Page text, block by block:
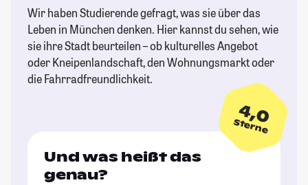
Wir haben Studierende gefragt, was sie über das
Leben in München denken. Hier kannst du sehen, wie
sie ihre Stadt beurteilen – ob kulturelles Angebot
oder Kneipenlandschaft, den Wohnungsmarkt oder
die Fahrradfreundlichkeit.
4,0
Sterne
Und was heißt das
genau?